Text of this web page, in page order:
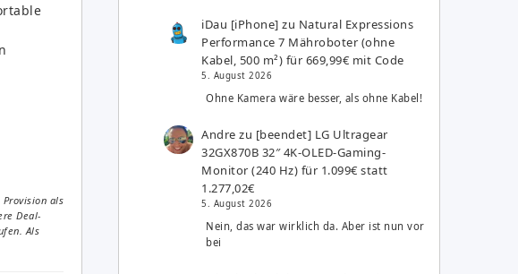
als
Deal-
Als
iDau [iPhone] zu Natural Expressions
Performance 7 Mähroboter (ohne
Kabel, 500 m²) für 669,99€ mit Code
5. August 2026
Ohne Kamera wäre besser, als ohne Kabel!
Andre zu [beendet] LG Ultragear
32GX870B 32″ 4K-OLED-Gaming-
Monitor (240 Hz) für 1.099€ statt
1.277,02€
5. August 2026
Nein, das war wirklich da. Aber ist nun vor
bei